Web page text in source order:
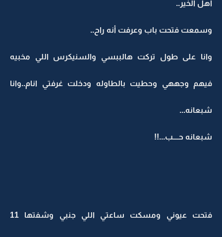
اهل الخير..
وسمعت فتحت باب وعرفت أنه راح..
وانا على طول تركت هالببسي والسنيكرس اللي مخبيه
فيهم وجههي وحطيت بالطاوله ودخلت غرفتي انام..وانا
شبعانه...
شبعانه حــــب...!!
فتحت عيوني ومسكت ساعتي اللي جنبي وشفتها 11